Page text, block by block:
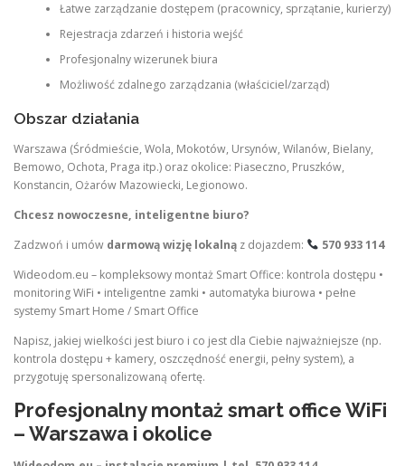
Łatwe zarządzanie dostępem (pracownicy, sprzątanie, kurierzy)
Rejestracja zdarzeń i historia wejść
Profesjonalny wizerunek biura
Możliwość zdalnego zarządzania (właściciel/zarząd)
Obszar działania
Warszawa (Śródmieście, Wola, Mokotów, Ursynów, Wilanów, Bielany,
Bemowo, Ochota, Praga itp.) oraz okolice: Piaseczno, Pruszków,
Konstancin, Ożarów Mazowiecki, Legionowo.
Chcesz nowoczesne, inteligentne biuro?
Zadzwoń i umów darmową wizję lokalną z dojazdem:
570 933 114
Wideodom.eu – kompleksowy montaż Smart Office: kontrola dostępu •
monitoring WiFi • inteligentne zamki • automatyka biurowa • pełne
systemy Smart Home / Smart Office
Napisz, jakiej wielkości jest biuro i co jest dla Ciebie najważniejsze (np.
kontrola dostępu + kamery, oszczędność energii, pełny system), a
przygotuję spersonalizowaną ofertę.
Profesjonalny montaż smart office WiFi
– Warszawa i okolice